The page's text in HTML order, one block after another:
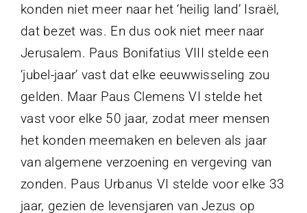
konden niet meer naar het ‘heilig land’ Israël,
dat bezet was. En dus ook niet meer naar
Jerusalem. Paus Bonifatius VIII stelde een
‘jubel-jaar’ vast dat elke eeuwwisseling zou
gelden. Maar Paus Clemens VI stelde het
vast voor elke 50 jaar, zodat meer mensen
het konden meemaken en beleven als jaar
van algemene verzoening en vergeving van
zonden. Paus Urbanus VI stelde voor elke 33
jaar, gezien de levensjaren van Jezus op